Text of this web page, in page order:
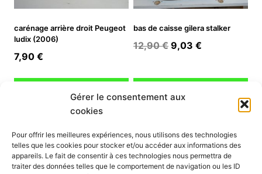
Gérer le consentement aux
cookies
Pour offrir les meilleures expériences, nous utilisons des technologies
telles que les cookies pour stocker et/ou accéder aux informations des
appareils. Le fait de consentir à ces technologies nous permettra de
traiter des données telles que le comportement de navigation ou les ID
carénage arrière droit Peugeot
ludix (2006)
7,90 €
bas de caisse gilera stalker
12,90€ Le
12,90 €.
9,03 €
INFORMATION
Mon compte
Nous contacter